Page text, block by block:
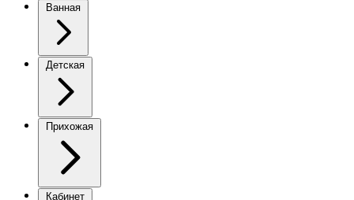
Ванная
Детская
Прихожая
Кабинет